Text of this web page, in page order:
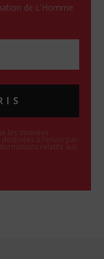
de L'Homme
les données
à l'envoi par
relatifs aux